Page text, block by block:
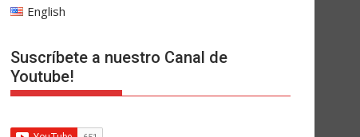
English
Suscríbete a nuestro Canal de
Youtube!